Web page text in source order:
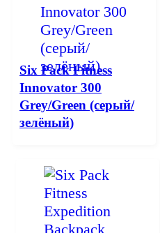
Six Pack Fitness
Innovator 300
Grey/Green (серый/
зелёный)